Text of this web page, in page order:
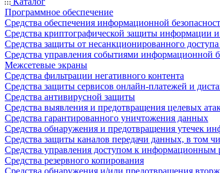
Программное обеспечение
Средства обеспечения информационной
Средства криптографической защиты информации
Средства защиты от несанкционированного
Средства управления событиями информационной
Межсетевые экраны
Средства фильтрации негативного контента
Средства защиты сервисов онлайн-платежей и
Средства антивирусной защиты
Средства выявления и предотвращения целевых
Средства гарантированного уничтожения данных
Средства обнаружения и предотвращения утечек
Средства защиты каналов передачи данных, в том
Средства управления доступом к информационным
Средства резервного копирования
Средства обнаружения и/или предотвращения